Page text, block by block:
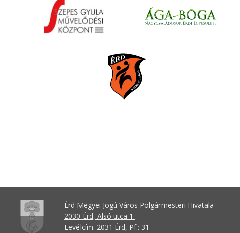
Érd Megyei Jogú Város Polgármesteri Hivatala
2030 Érd, Alsó utca 1.
Levélcím: 2031 Érd, Pf.: 31